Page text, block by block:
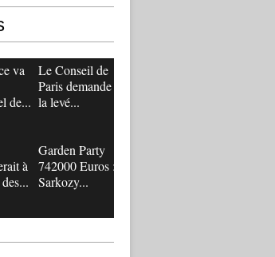
va
de...
Le Conseil de
Paris demande
la levé...
à
Garden Party
742000 Euros :
Sarkozy...